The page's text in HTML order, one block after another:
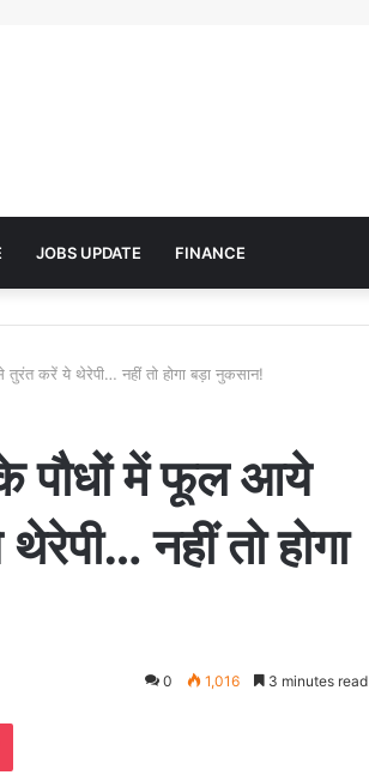
JOBS UPDATE FINANCE
करें ये थेरेपी… नहीं तो होगा बड़ा नुकसान!
पौधों में फूल आये
नहीं तो होगा
0 1,016 3 minutes read
Pocket